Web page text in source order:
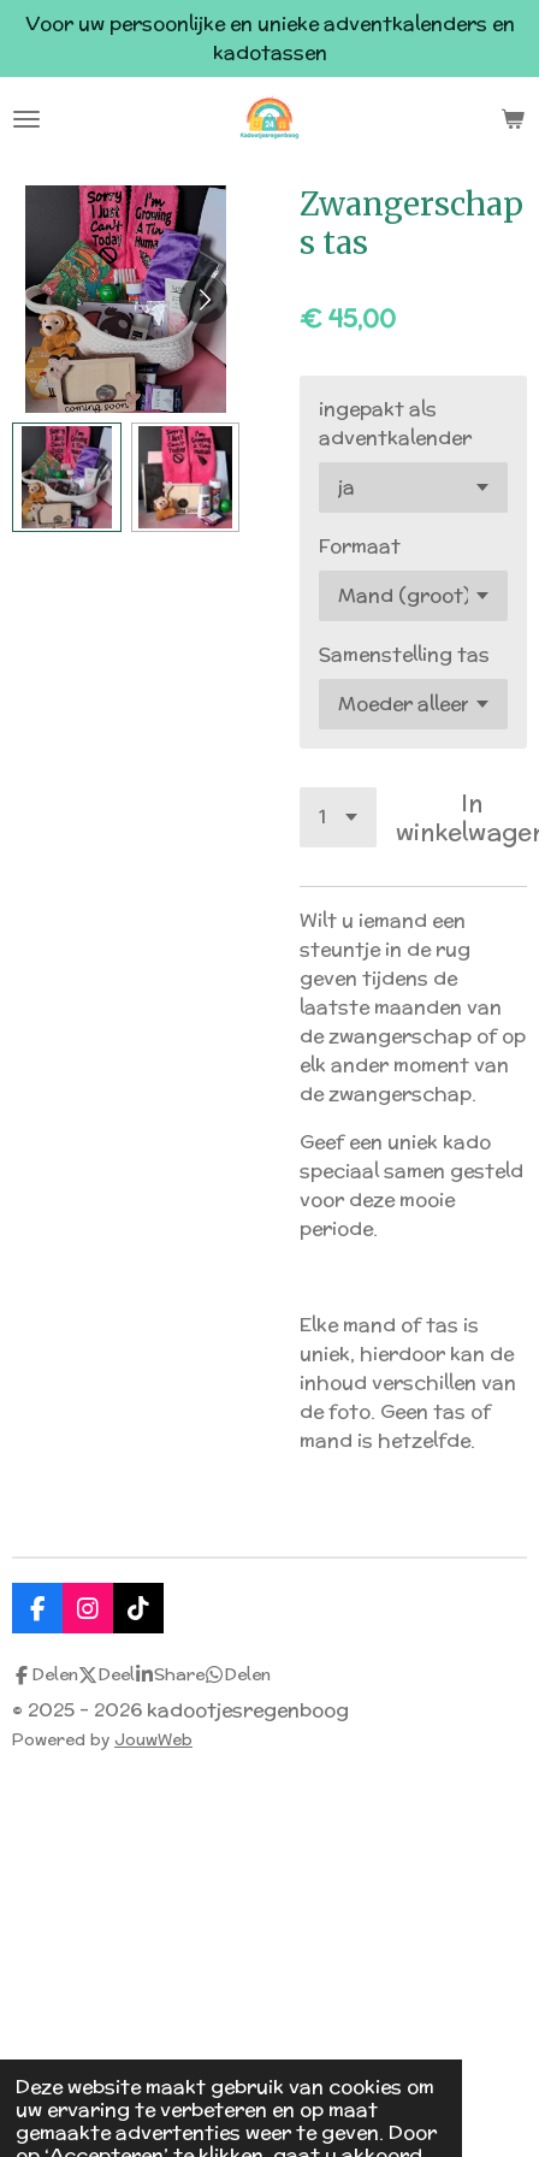
Deze website maakt gebruik van cookies om
uw ervaring te verbeteren en op maat
gemaakte advertenties weer te geven. Door
Ga
naar
de
Voor uw persoonlijke en unieke adventkalenders en
kadotassen
Zwangerschap
s tas
€ 45,00
ingepakt als
adventkalender
Formaat
Samenstelling tas
In
Wilt u iemand een
steuntje in de rug
geven tijdens de
laatste maanden van
de zwangerschap of op
elk ander moment van
de zwangerschap.
Geef een uniek kado
speciaal samen gesteld
voor deze mooie
periode.
Elke mand of tas is
uniek, hierdoor kan de
inhoud verschillen van
de foto. Geen tas of
mand is hetzelfde.
F
a
c
e
b
o
o
I
n
s
t
a
g
r
T
i
k
T
o
k
Delen Deel Share Delen
© 2025 - 2026 kadootjesregenboog
Powered by JouwWeb